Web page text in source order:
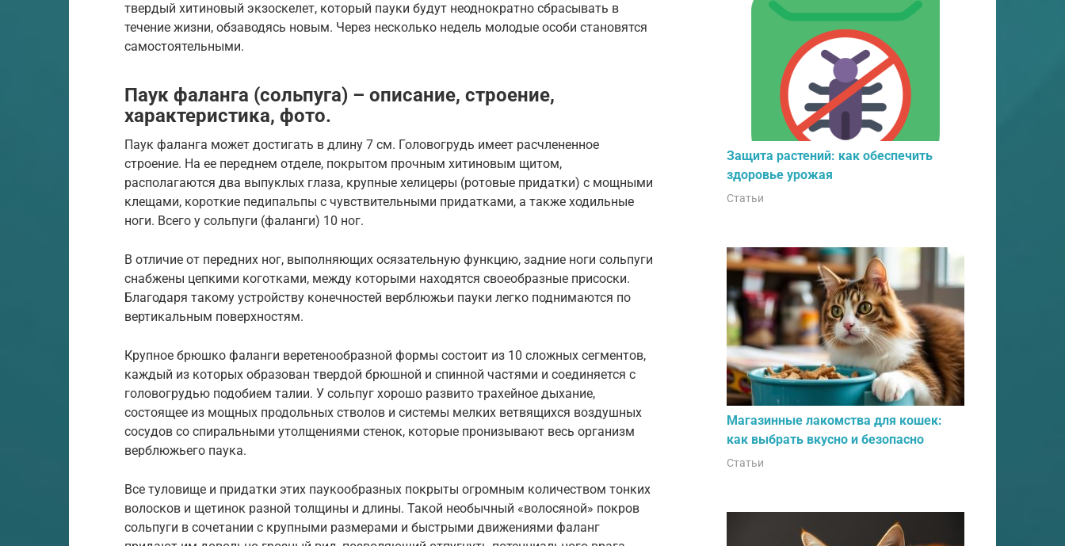
твердый хитиновый экзоскелет, который пауки будут неоднократно сбрасывать в
течение жизни, обзаводясь новым. Через несколько недель молодые особи становятся
самостоятельными.
Паук фаланга (сольпуга) – описание, строение,
характеристика, фото.
Паук фаланга может достигать в длину 7 см. Головогрудь имеет расчлененное
строение. На ее переднем отделе, покрытом прочным хитиновым щитом,
располагаются два выпуклых глаза, крупные хелицеры (ротовые придатки) с мощными
клещами, короткие педипальпы с чувствительными придатками, а также ходильные
ноги. Всего у сольпуги (фаланги) 10 ног.
В отличие от передних ног, выполняющих осязательную функцию, задние ноги сольпуги
снабжены цепкими коготками, между которыми находятся своеобразные присоски.
Благодаря такому устройству конечностей верблюжьи пауки легко поднимаются по
вертикальным поверхностям.
Крупное брюшко фаланги веретенообразной формы состоит из 10 сложных сегментов,
каждый из которых образован твердой брюшной и спинной частями и соединяется с
головогрудью подобием талии. У сольпуг хорошо развито трахейное дыхание,
состоящее из мощных продольных стволов и системы мелких ветвящихся воздушных
сосудов со спиральными утолщениями стенок, которые пронизывают весь организм
верблюжьего паука.
Все туловище и придатки этих паукообразных покрыты огромным количеством тонких
волосков и щетинок разной толщины и длины. Такой необычный «волосяной» покров
сольпуги в сочетании с крупными размерами и быстрыми движениями фаланг
Защита растений: как обеспечить
здоровье урожая
Статьи
Магазинные лакомства для кошек:
как выбрать вкусно и безопасно
Статьи